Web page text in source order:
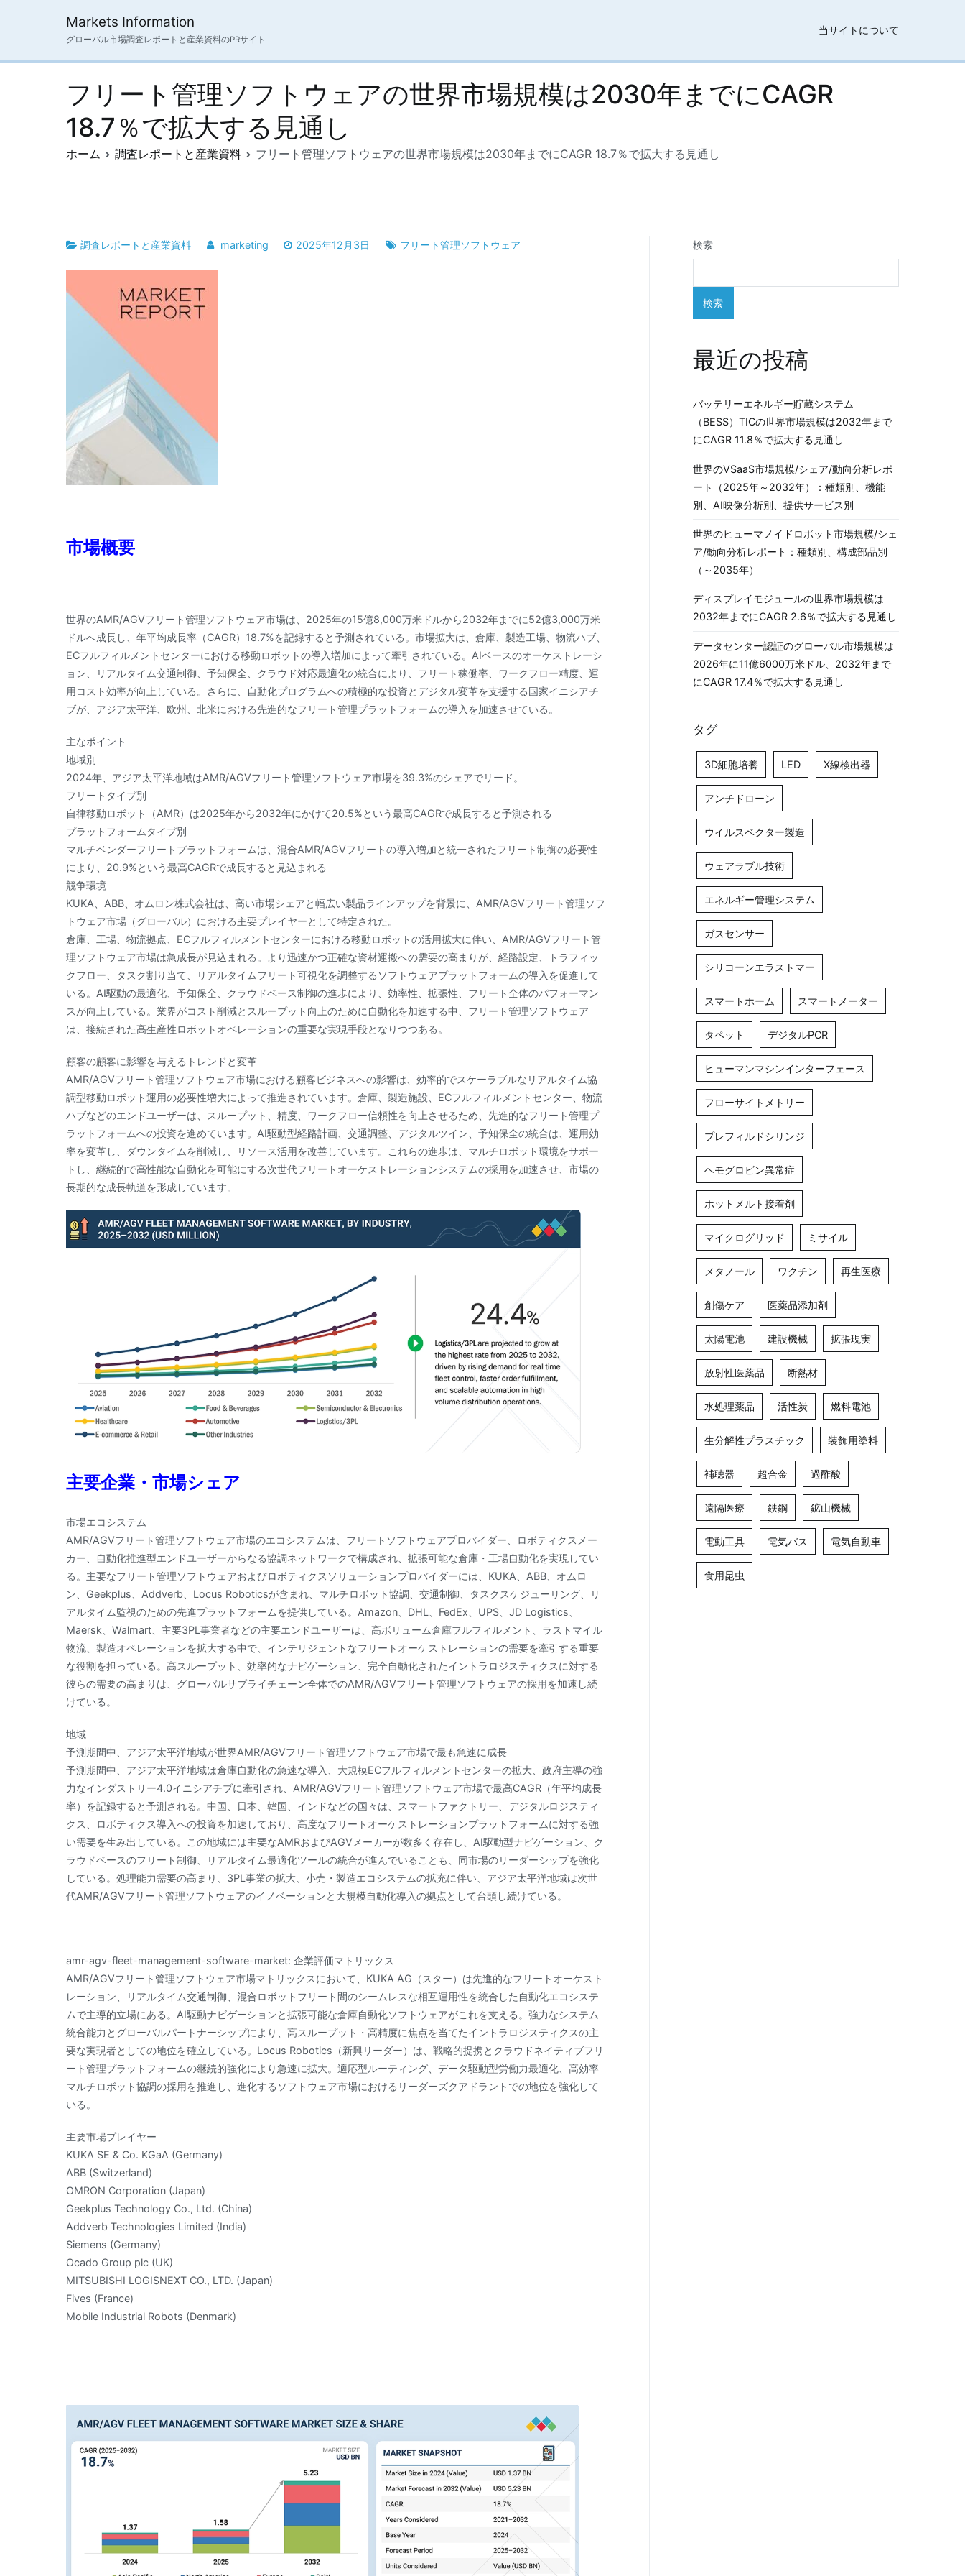
ス
Markets Information
グローバル市場調査レポートと産業資料のPRサイト
当サイトについて
フリート管理ソフトウェアの世界市場規模は2030年までにCAGR
18.7％で拡大する見通し
ホーム 調査レポートと産業資料 フリート管理ソフトウェアの世界市場規模は2030年までにCAGR 18.7％で拡大する見通し
調査レポートと産業資料 marketing 2025年12月3日 フリート管理ソフトウェア
市場概要
世界のAMR/AGVフリート管理ソフトウェア市場は、2025年の15億8,000万米ドルから2032年までに52億3,000万米
ドルへ成長し、年平均成長率（CAGR）18.7%を記録すると予測されている。市場拡大は、倉庫、製造工場、物流ハブ、
ECフルフィルメントセンターにおける移動ロボットの導入増加によって牽引されている。AIベースのオーケストレーシ
ョン、リアルタイム交通制御、予知保全、クラウド対応最適化の統合により、フリート稼働率、ワークフロー精度、運
用コスト効率が向上している。さらに、自動化プログラムへの積極的な投資とデジタル変革を支援する国家イニシアチ
ブが、アジア太平洋、欧州、北米における先進的なフリート管理プラットフォームの導入を加速させている。
主なポイント
地域別
2024年、アジア太平洋地域はAMR/AGVフリート管理ソフトウェア市場を39.3%のシェアでリード。
フリートタイプ別
自律移動ロボット（AMR）は2025年から2032年にかけて20.5%という最高CAGRで成長すると予測される
プラットフォームタイプ別
マルチベンダーフリートプラットフォームは、混合AMR/AGVフリートの導入増加と統一されたフリート制御の必要性
により、20.9%という最高CAGRで成長すると見込まれる
競争環境
KUKA、ABB、オムロン株式会社は、高い市場シェアと幅広い製品ラインアップを背景に、AMR/AGVフリート管理ソフ
トウェア市場（グローバル）における主要プレイヤーとして特定された。
倉庫、工場、物流拠点、ECフルフィルメントセンターにおける移動ロボットの活用拡大に伴い、AMR/AGVフリート管
理ソフトウェア市場は急成長が見込まれる。より迅速かつ正確な資材運搬への需要の高まりが、経路設定、トラフィッ
クフロー、タスク割り当て、リアルタイムフリート可視化を調整するソフトウェアプラットフォームの導入を促進して
いる。AI駆動の最適化、予知保全、クラウドベース制御の進歩により、効率性、拡張性、フリート全体のパフォーマン
スが向上している。業界がコスト削減とスループット向上のために自動化を加速する中、フリート管理ソフトウェア
は、接続された高生産性ロボットオペレーションの重要な実現手段となりつつある。
顧客の顧客に影響を与えるトレンドと変革
AMR/AGVフリート管理ソフトウェア市場における顧客ビジネスへの影響は、効率的でスケーラブルなリアルタイム協
調型移動ロボット運用の必要性増大によって推進されています。倉庫、製造施設、ECフルフィルメントセンター、物流
ハブなどのエンドユーザーは、スループット、精度、ワークフロー信頼性を向上させるため、先進的なフリート管理プ
ラットフォームへの投資を進めています。AI駆動型経路計画、交通調整、デジタルツイン、予知保全の統合は、運用効
率を変革し、ダウンタイムを削減し、リソース活用を改善しています。これらの進歩は、マルチロボット環境をサポー
トし、継続的で高性能な自動化を可能にする次世代フリートオーケストレーションシステムの採用を加速させ、市場の
長期的な成長軌道を形成しています。
主要企業・市場シェア
市場エコシステム
AMR/AGVフリート管理ソフトウェア市場のエコシステムは、フリートソフトウェアプロバイダー、ロボティクスメー
カー、自動化推進型エンドユーザーからなる協調ネットワークで構成され、拡張可能な倉庫・工場自動化を実現してい
る。主要なフリート管理ソフトウェアおよびロボティクスソリューションプロバイダーには、KUKA、ABB、オムロ
ン、Geekplus、Addverb、Locus Roboticsが含まれ、マルチロボット協調、交通制御、タスクスケジューリング、リ
アルタイム監視のための先進プラットフォームを提供している。Amazon、DHL、FedEx、UPS、JD Logistics、
Maersk、Walmart、主要3PL事業者などの主要エンドユーザーは、高ボリューム倉庫フルフィルメント、ラストマイル
物流、製造オペレーションを拡大する中で、インテリジェントなフリートオーケストレーションの需要を牽引する重要
な役割を担っている。高スループット、効率的なナビゲーション、完全自動化されたイントラロジスティクスに対する
彼らの需要の高まりは、グローバルサプライチェーン全体でのAMR/AGVフリート管理ソフトウェアの採用を加速し続
けている。
地域
予測期間中、アジア太平洋地域が世界AMR/AGVフリート管理ソフトウェア市場で最も急速に成長
予測期間中、アジア太平洋地域は倉庫自動化の急速な導入、大規模ECフルフィルメントセンターの拡大、政府主導の強
力なインダストリー4.0イニシアチブに牽引され、AMR/AGVフリート管理ソフトウェア市場で最高CAGR（年平均成長
率）を記録すると予測される。中国、日本、韓国、インドなどの国々は、スマートファクトリー、デジタルロジスティ
クス、ロボティクス導入への投資を加速しており、高度なフリートオーケストレーションプラットフォームに対する強
い需要を生み出している。この地域には主要なAMRおよびAGVメーカーが数多く存在し、AI駆動型ナビゲーション、ク
ラウドベースのフリート制御、リアルタイム最適化ツールの統合が進んでいることも、同市場のリーダーシップを強化
している。処理能力需要の高まり、3PL事業の拡大、小売・製造エコシステムの拡充に伴い、アジア太平洋地域は次世
代AMR/AGVフリート管理ソフトウェアのイノベーションと大規模自動化導入の拠点として台頭し続けている。
amr-agv-fleet-management-software-market: 企業評価マトリックス
AMR/AGVフリート管理ソフトウェア市場マトリックスにおいて、KUKA AG（スター）は先進的なフリートオーケスト
レーション、リアルタイム交通制御、混合ロボットフリート間のシームレスな相互運用性を統合した自動化エコシステ
ムで主導的立場にある。AI駆動ナビゲーションと拡張可能な倉庫自動化ソフトウェアがこれを支える。強力なシステム
統合能力とグローバルパートナーシップにより、高スループット・高精度に焦点を当てたイントラロジスティクスの主
要な実現者としての地位を確立している。Locus Robotics（新興リーダー）は、戦略的提携とクラウドネイティブフリ
ート管理プラットフォームの継続的強化により急速に拡大。適応型ルーティング、データ駆動型労働力最適化、高効率
マルチロボット協調の採用を推進し、進化するソフトウェア市場におけるリーダーズクアドラントでの地位を強化して
いる。
主要市場プレイヤー
KUKA SE & Co. KGaA (Germany)
ABB (Switzerland)
OMRON Corporation (Japan)
Geekplus Technology Co., Ltd. (China)
Addverb Technologies Limited (India)
Siemens (Germany)
Ocado Group plc (UK)
MITSUBISHI LOGISNEXT CO., LTD. (Japan)
Fives (France)
Mobile Industrial Robots (Denmark)
検索
検索
最近の投稿
バッテリーエネルギー貯蔵システム
（BESS）TICの世界市場規模は2032年まで
にCAGR 11.8％で拡大する見通し
世界のVSaaS市場規模/シェア/動向分析レポ
ート（2025年～2032年）：種類別、機能
別、AI映像分析別、提供サービス別
世界のヒューマノイドロボット市場規模/シェ
ア/動向分析レポート：種類別、構成部品別
（～2035年）
ディスプレイモジュールの世界市場規模は
2032年までにCAGR 2.6％で拡大する見通し
データセンター認証のグローバル市場規模は
2026年に11億6000万米ドル、2032年まで
にCAGR 17.4％で拡大する見通し
タグ
3D細胞培養 LED X線検出器
アンチドローン
ウイルスベクター製造
ウェアラブル技術
エネルギー管理システム
ガスセンサー
シリコーンエラストマー
スマートホーム スマートメーター
タペット デジタルPCR
ヒューマンマシンインターフェース
フローサイトメトリー
プレフィルドシリンジ
ヘモグロビン異常症
ホットメルト接着剤
マイクログリッド ミサイル
メタノール ワクチン 再生医療
創傷ケア 医薬品添加剤
太陽電池 建設機械 拡張現実
放射性医薬品 断熱材
水処理薬品 活性炭 燃料電池
生分解性プラスチック 装飾用塗料
補聴器 超合金 過酢酸
遠隔医療 鉄鋼 鉱山機械
電動工具 電気バス 電気自動車
食用昆虫